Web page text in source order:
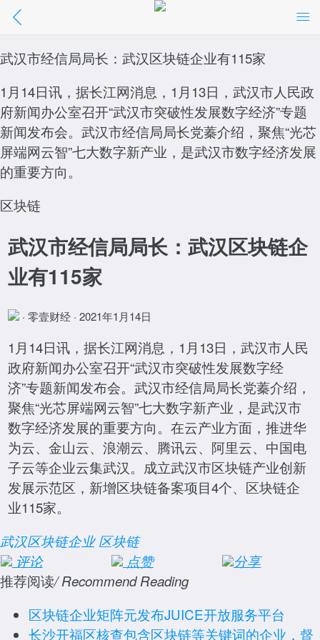
武汉市经信局局长：武汉区块链企业有115家
1月14日讯，据长江网消息，1月13日，武汉市人民政
府新闻办公室召开“武汉市突破性发展数字经济”专题
新闻发布会。武汉市经信局局长党蓁介绍，聚焦“光芯
屏端网云智”七大数字新产业，是武汉市数字经济发展
的重要方向。
区块链
武汉市经信局局长：武汉区块链企
业有115家
· 零壹财经 · 2021年1月14日
1月14日讯，据长江网消息，1月13日，武汉市人民
政府新闻办公室召开“武汉市突破性发展数字经
济”专题新闻发布会。武汉市经信局局长党蓁介绍，
聚焦“光芯屏端网云智”七大数字新产业，是武汉市
数字经济发展的重要方向。在云产业方面，推进华
为云、金山云、浪潮云、腾讯云、阿里云、中国电
子云等企业云集武汉。成立武汉市区块链产业创新
发展示范区，新增区块链备案项目4个、区块链企
业115家。
武汉区块链企业 区块链
评论
点赞 分享
推荐阅读/ Recommend Reading
区块链企业矩阵元发布JUICE开放服务平台
长沙开福区核查包含区块链等关键词的企业，督
武汉市经信局局长：武汉区块链企业有115
家
//m.01caijing.com/article/273907.htm
点击阅读